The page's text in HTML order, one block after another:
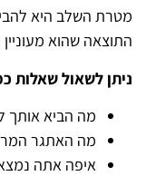
מטרת השלב היא
התוצאה שהוא
ניתן לשאול שאלות
מה הביא אותך
מה האתגר
איפה אתה נמצא